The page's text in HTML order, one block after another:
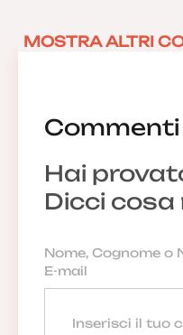
Commenti
Hai
Dicci cosa
MOSTRA ALTRI